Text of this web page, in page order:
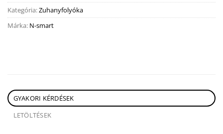
Kategória:Zuhanyfolyóka
Márka: N-smart
GYAKORI KÉRDÉSEK
LETÖLTÉSEK